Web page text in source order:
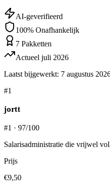
AI-geverifieerd
100% Onafhankelijk
7 Pakketten
Actueel juli 2026
Laatst bijgewerkt: 7 augustus
#1
jortt
#1 · 97/100
Salarisadministratie die vrijwel
Prijs
€9,50